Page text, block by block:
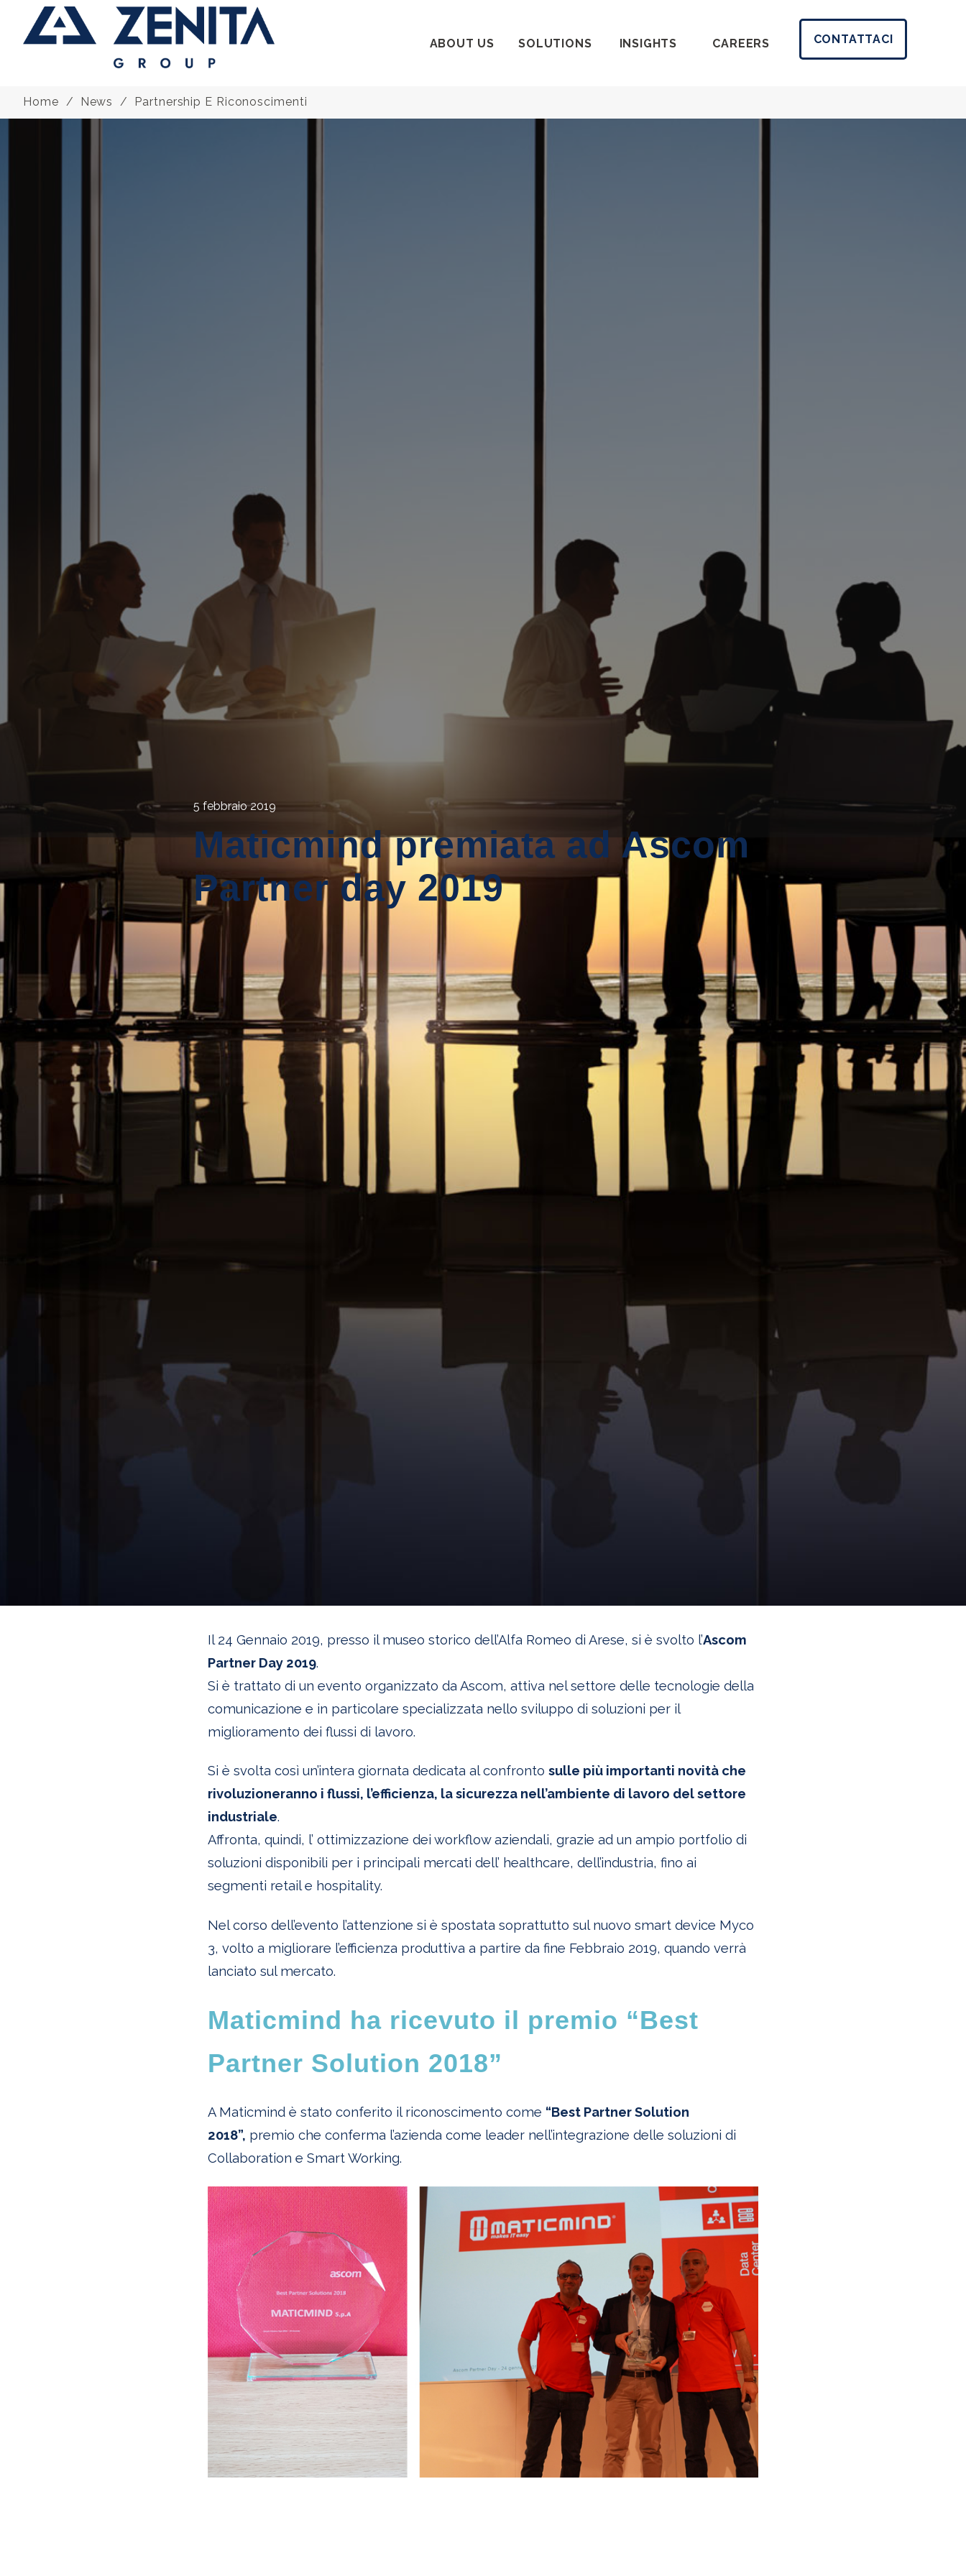
ABOUT US SOLUTIONS INSIGHTS CAREERS CONTATTACI
Home News Partnership E Riconoscimenti
5 febbraio 2019
Maticmind premiata ad Ascom
Partner day 2019
Il 24 Gennaio 2019, presso il museo storico dell’Alfa Romeo di Arese, si è svolto l’Ascom
Partner Day 2019.
Si è trattato di un evento organizzato da Ascom, attiva nel settore delle tecnologie della
comunicazione e in particolare specializzata nello sviluppo di soluzioni per il
miglioramento dei flussi di lavoro.
Si è svolta così un’intera giornata dedicata al confronto sulle più importanti novità che
rivoluzioneranno i flussi, l’efficienza, la sicurezza nell’ambiente di lavoro del settore
industriale.
Affronta, quindi, l’ ottimizzazione dei workflow aziendali, grazie ad un ampio portfolio di
soluzioni disponibili per i principali mercati dell’ healthcare, dell’industria, fino ai
segmenti retail e hospitality.
Nel corso dell’evento l’attenzione si è spostata soprattutto sul nuovo smart device Myco
3, volto a migliorare l’efficienza produttiva a partire da fine Febbraio 2019, quando verrà
lanciato sul mercato.
Maticmind ha ricevuto il premio “Best
Partner Solution 2018”
A Maticmind è stato conferito il riconoscimento come “Best Partner Solution
2018”, premio che conferma l’azienda come leader nell’integrazione delle soluzioni di
Collaboration e Smart Working.